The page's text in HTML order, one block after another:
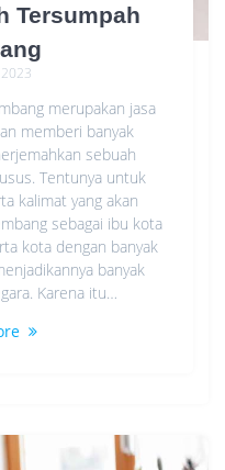
Tersumpah
merupakan jasa
memberi banyak
sebuah
Tentunya untuk
kalimat yang akan
sebagai ibu kota
kota dengan banyak
banyak
Karena itu…